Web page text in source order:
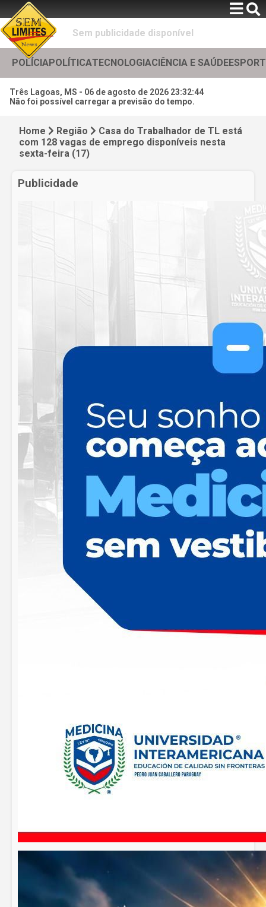
Sem publicidade disponível
POLÍCIAPOLÍTICATECNOLOGIACIÊNCIA E SAÚDE
Três Lagoas, MS - 06 de agosto de 2026 23:32:45
Não foi possível carregar a previsão do tempo.
Home Região
Casa do Trabalhador de TL está
com 128 vagas de emprego disponíveis nesta
sexta-feira (17)
Publicidade